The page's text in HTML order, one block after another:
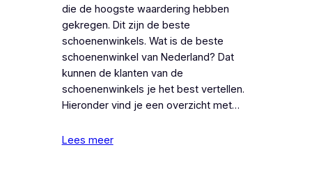
die de hoogste waardering hebben
gekregen. Dit zijn de beste
schoenenwinkels. Wat is de beste
schoenenwinkel van Nederland? Dat
kunnen de klanten van de
schoenenwinkels je het best vertellen.
Hieronder vind je een overzicht met…
Lees meer